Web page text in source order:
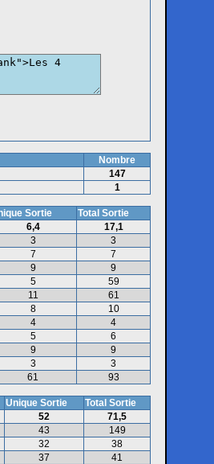
Nombre
147
1
Sortie
Total Sortie
6,4
17,1
3
3
7
7
9
9
5
59
11
61
8
10
4
4
5
6
9
9
3
3
61 93
Unique Sortie
Total Sortie
52
71,5
43
149
32
38
37
41